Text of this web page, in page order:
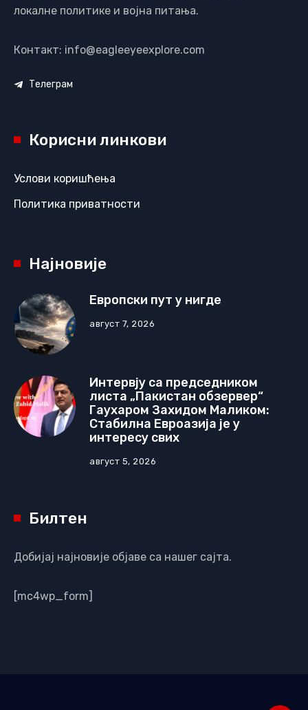
локалне политике и војна питања.
Контакт: info@eagleeyeexplore.com
Телеграм
Корисни линкови
Услови коришћења
Политика приватности
Најновије
Европски пут у нигде
август 7, 2026
Интервју са председником
листа „Пакистан обзервер“
Гаухаром Захидом Маликом:
Стабилна Евроазија је у
интересу свих
август 5, 2026
Билтен
Добијај најновије објаве са нашег сајта.
[mc4wp_form]